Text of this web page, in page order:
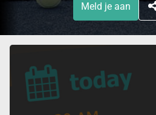
Meld je aan